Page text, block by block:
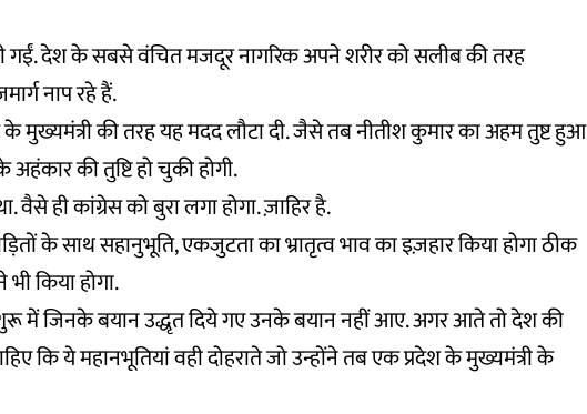
गईं. देश के सबसे वंचित मजदूर नागरिक अपने शरीर को सलीब की तरह
नाप रहे हैं.
के मुख्यमंत्री की तरह यह मदद लौटा दी. जैसे तब नीतीश कुमार का अहम तुष्ट हुआ
की तुष्टि हो चुकी होगी.
वैसे ही कांग्रेस को बुरा लगा होगा. ज़ाहिर है.
के साथ सहानुभूति, एकजुटता का भ्रातृत्व भाव का इज़हार किया होगा ठीक
किया होगा.
में जिनके बयान उद्धृत दिये गए उनके बयान नहीं आए. अगर आते तो देश की
कि ये महानभूतियां वही दोहराते जो उन्होंने तब एक प्रदेश के मुख्यमंत्री के